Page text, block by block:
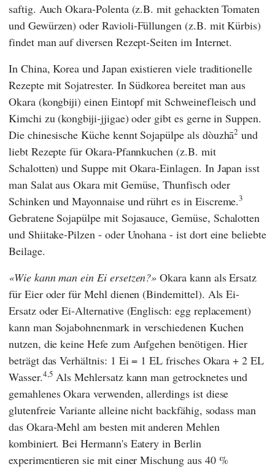
saftig. Auch Okara-Polenta (z.B. mit gehackten Tomaten
und Gewürzen) oder Ravioli-Füllungen (z.B. mit Kürbis)
findet man auf diversen Rezept-Seiten im Internet.
In China, Korea und Japan existieren viele traditionelle
Rezepte mit Sojatrester. In Südkorea bereitet man aus
Okara (kongbiji) einen Eintopf mit Schweinefleisch und
Kimchi zu (kongbiji-jjigae) oder gibt es gerne in Suppen.
Die chinesische Küche kennt Sojapülpe als dòuzhā2 und
liebt Rezepte für Okara-Pfannkuchen (z.B. mit
Schalotten) und Suppe mit Okara-Einlagen. In Japan isst
man Salat aus Okara mit Gemüse, Thunfisch oder
Schinken und Mayonnaise und rührt es in Eiscreme.3
Gebratene Sojapülpe mit Sojasauce, Gemüse, Schalotten
und Shiitake-Pilzen - oder Unohana - ist dort eine beliebte
Beilage.
Wie kann man ein Ei ersetzen? Okara kann als Ersatz
für Eier oder für Mehl dienen (Bindemittel). Als Ei-
Ersatz oder Ei-Alternative (Englisch: egg replacement)
kann man Sojabohnenmark in verschiedenen Kuchen
nutzen, die keine Hefe zum Aufgehen benötigen. Hier
beträgt das Verhältnis: 1 Ei = 1 EL frisches Okara + 2 EL
Wasser.4,5 Als Mehlersatz kann man getrocknetes und
gemahlenes Okara verwenden, allerdings ist diese
glutenfreie Variante alleine nicht backfähig, sodass man
das Okara-Mehl am besten mit anderen Mehlen
kombiniert. BeiHermann's Eatery in Berlin
experimentieren sie mit einer Mischung aus 40 %